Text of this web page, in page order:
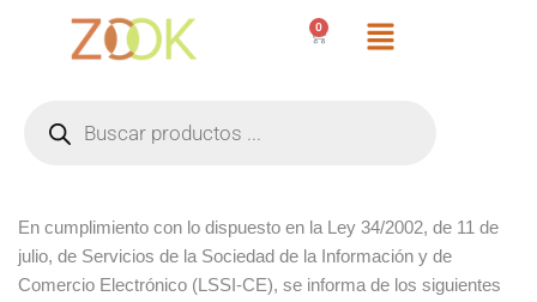
0
En cumplimiento con lo dispuesto en la Ley 34/2002, de 11 de
julio, de Servicios de la Sociedad de la Información y de
Comercio Electrónico (LSSI-CE), se informa de los siguientes